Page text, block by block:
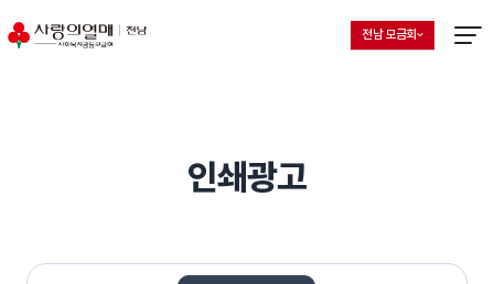
지회 선택 목록 열기
현재 선택된 지회
전남 모금회
인쇄광고